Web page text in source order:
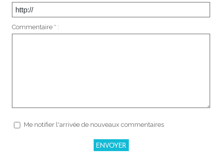
Commentaire * :
Me notifier l'arrivée de nouveaux commentaires